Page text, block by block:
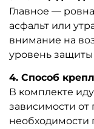
Главное —
асфальт или
внимание на
уровень защиты
4. Способ
В комплекте
зависимости от
необходимости